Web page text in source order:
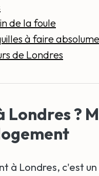
de la foule
à faire
de Londres
Londres ?
à Londres, c'est